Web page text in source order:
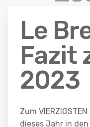
Le
Fazit
2023
Zum
dieses Jahr in den